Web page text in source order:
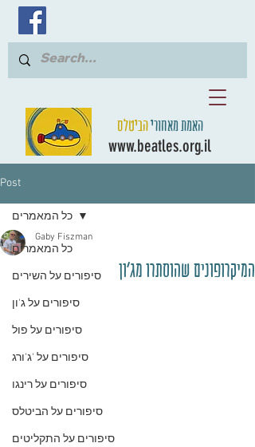
האמת מאחוריהביטלס
www.beatles.org.il
Post
כל המאמרים
סיפורים על השירים
סיפורים על ג'ון
סיפורים על פול
סיפורים על 'ג'ורג
סיפורים על רינגו
סיפורים על הביטלס
סיפורים על התקליטים
כל המאמרים
המיקרופונים שהוסתרו מג'ון
Gaby Fiszman